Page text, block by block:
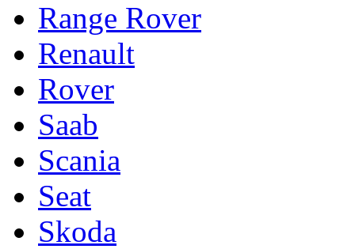
Range Rover
Renault
Rover
Saab
Scania
Seat
Skoda